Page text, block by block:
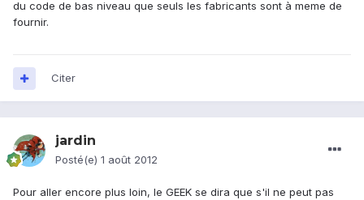
du code de bas niveau que seuls les fabricants sont à meme de
fournir.
Citer
jardin
Posté(e) 1 août 2012
Pour aller encore plus loin, le GEEK se dira que s'il ne peut pas